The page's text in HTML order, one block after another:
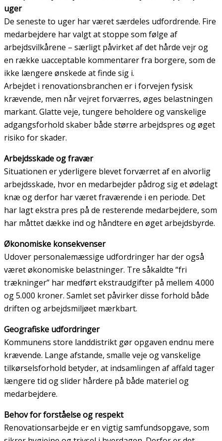
uger
De seneste to uger har været særdeles udfordrende. Fire
medarbejdere har valgt at stoppe som følge af
arbejdsvilkårene – særligt påvirket af det hårde vejr og
en række uacceptable kommentarer fra borgere, som de
ikke længere ønskede at finde sig i.
Arbejdet i renovationsbranchen er i forvejen fysisk
krævende, men når vejret forværres, øges belastningen
markant. Glatte veje, tungere beholdere og vanskelige
adgangsforhold skaber både større arbejdspres og øget
risiko for skader.
Arbejdsskade og fravær
Situationen er yderligere blevet forværret af en alvorlig
arbejdsskade, hvor en medarbejder pådrog sig et ødelagt
knæ og derfor har været fraværende i en periode. Det
har lagt ekstra pres på de resterende medarbejdere, som
har måttet dække ind og håndtere en øget arbejdsbyrde.
Økonomiske konsekvenser
Udover personalemæssige udfordringer har der også
været økonomiske belastninger. Tre såkaldte “fri
trækninger” har medført ekstraudgifter på mellem 4.000
og 5.000 kroner. Samlet set påvirker disse forhold både
driften og arbejdsmiljøet mærkbart.
Geografiske udfordringer
Kommunens store landdistrikt gør opgaven endnu mere
krævende. Lange afstande, smalle veje og vanskelige
tilkørselsforhold betyder, at indsamlingen af affald tager
længere tid og slider hårdere på både materiel og
medarbejdere.
Behov for forståelse og respekt
Renovationsarbejde er en vigtig samfundsopgave, som